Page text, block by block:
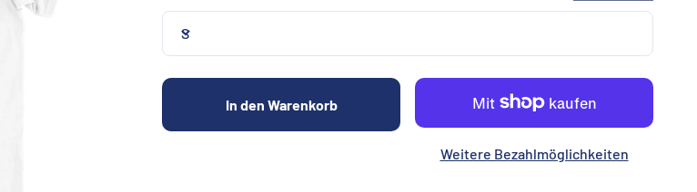
S
In den Warenkorb
Weitere Bezahlmöglichkeiten